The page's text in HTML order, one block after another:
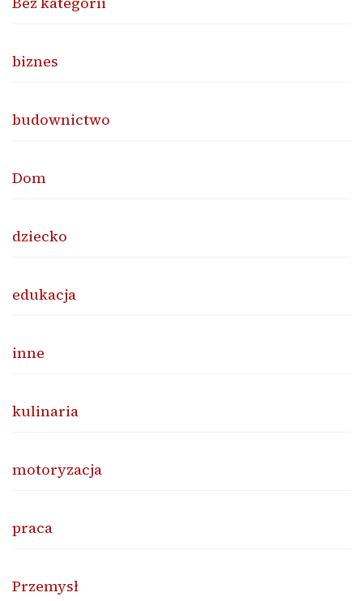
biznes
budownictwo
Dom
dziecko
edukacja
inne
kulinaria
motoryzacja
praca
Przemysł